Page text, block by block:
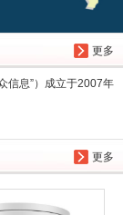
更多
信息”）成立于2007年
更多